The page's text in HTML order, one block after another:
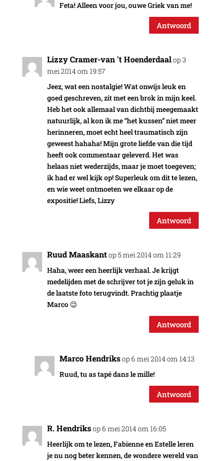
Feta! Alleen voor jou, ouwe Griek van me!
Antwoord
Lizzy Cramer-van 't Hoenderdaalop 3
mei 2014 om 19:57
Jeez, wat een nostalgie! Wat onwijs leuk en
goed geschreven, zit met een brok in mijn keel.
Heb het ook allemaal van dichtbij meegemaakt
natuurlijk, al kon ik me “het kussen” niet meer
herinneren, moet echt heel traumatisch zijn
geweest hahaha! Mijn grote liefde van die tijd
heeft ook commentaar geleverd. Het was
helaas niet wederzijds, maar je moet toegeven;
ik had er wel kijk op! Superleuk om dit te lezen,
en wie weet ontmoeten we elkaar op de
expositie! Liefs, Lizzy
Antwoord
Ruud Maaskantop 5 mei 2014 om 11:29
Haha, weer een heerlijk verhaal. Je krijgt
medelijden met de schrijver tot je zijn geluk in
de laatste foto terugvindt. Prachtig plaatje
Marco 😉
Antwoord
Marco Hendriksop 6 mei 2014 om 14:13
Ruud, tu as tapé dans le mille!
Antwoord
R. Hendriksop 6 mei 2014 om 16:05
Heerlijk om te lezen, Fabienne en Estelle leren
je nu nog beter kennen, de wondere wereld van